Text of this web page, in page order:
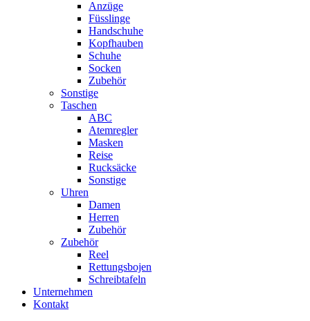
Anzüge
Füsslinge
Handschuhe
Kopfhauben
Schuhe
Socken
Zubehör
Sonstige
Taschen
ABC
Atemregler
Masken
Reise
Rucksäcke
Sonstige
Uhren
Damen
Herren
Zubehör
Zubehör
Reel
Rettungsbojen
Schreibtafeln
Unternehmen
Kontakt